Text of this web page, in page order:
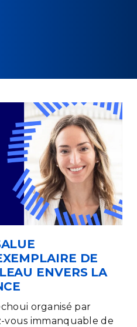
DE
ENVERS LA
organisé par
vous immanquable de